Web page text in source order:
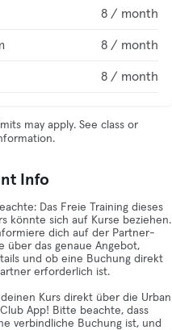
8 / month
8 / month
8 / month
may apply. See class or
Info
Das Freie Training dieses
könnte sich auf Kurse beziehen.
dich auf der Partner-
über das genaue Angebot,
und ob eine Buchung direkt
erforderlich ist.
Kurs direkt über die Urban
App! Bitte beachte, dass
verbindliche Buchung ist, und